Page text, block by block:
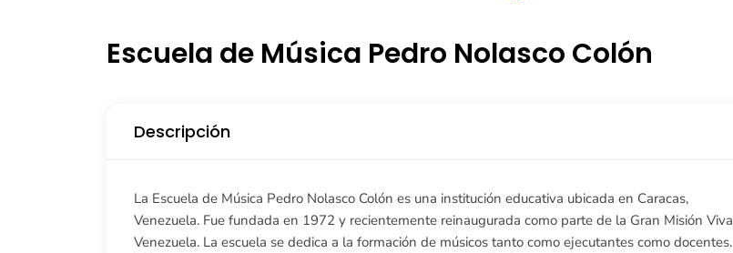
Escuela de Música Pedro Nolasco Colón
Descripción
La Escuela de Música Pedro Nolasco Colón es una institución educativa ubicada en Caracas,
Venezuela. Fue fundada en 1972 y recientemente reinaugurada como parte de la Gran Misión Viva
Venezuela. La escuela se dedica a la formación de músicos tanto como ejecutantes como docentes.